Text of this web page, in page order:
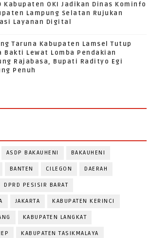
Kabupaten OKI Jadikan Dinas Kominfo
Lampung Selatan Rujukan
Layanan Digital
Taruna Kabupaten Lamsel Tutup
Bakti Lewat Lomba Pendakian
Rajabasa, Bupati Radityo Egi
Penuh
ASDP BAKAUHENI BAKAUHENI
BANTEN CILEGON DAERAH
DPRD PESISIR BARAT
JAKARTA KABUPATEN KERINCI
KABUPATEN LANGKAT
KABUPATEN TASIKMALAYA